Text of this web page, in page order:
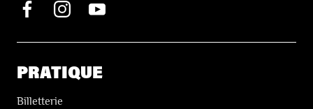
PRATIQUE
Billetterie